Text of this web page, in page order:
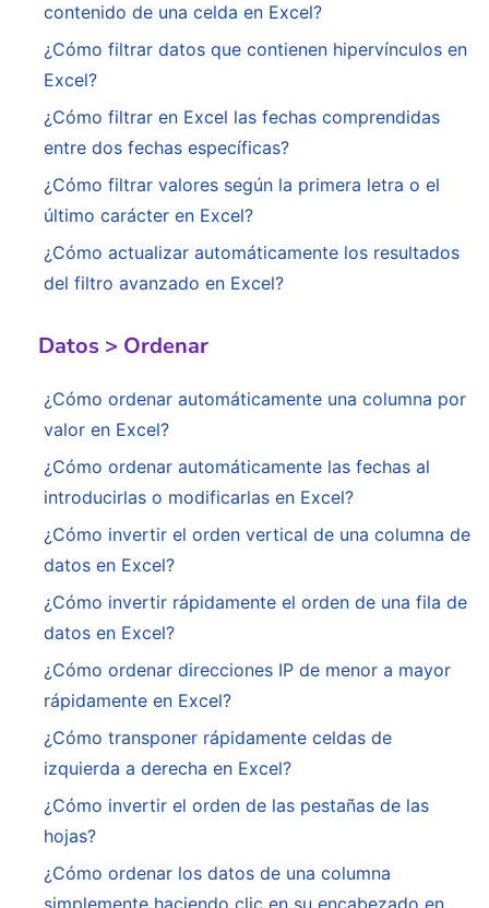
contenido de una celda en Excel?
¿Cómo filtrar datos que contienen hipervínculos en
Excel?
¿Cómo filtrar en Excel las fechas comprendidas
entre dos fechas específicas?
¿Cómo filtrar valores según la primera letra o el
último carácter en Excel?
¿Cómo actualizar automáticamente los resultados
del filtro avanzado en Excel?
Datos > Ordenar
¿Cómo ordenar automáticamente una columna por
valor en Excel?
¿Cómo ordenar automáticamente las fechas al
introducirlas o modificarlas en Excel?
¿Cómo invertir el orden vertical de una columna de
datos en Excel?
¿Cómo invertir rápidamente el orden de una fila de
datos en Excel?
¿Cómo ordenar direcciones IP de menor a mayor
rápidamente en Excel?
¿Cómo transponer rápidamente celdas de
izquierda a derecha en Excel?
¿Cómo invertir el orden de las pestañas de las
hojas?
¿Cómo ordenar los datos de una columna